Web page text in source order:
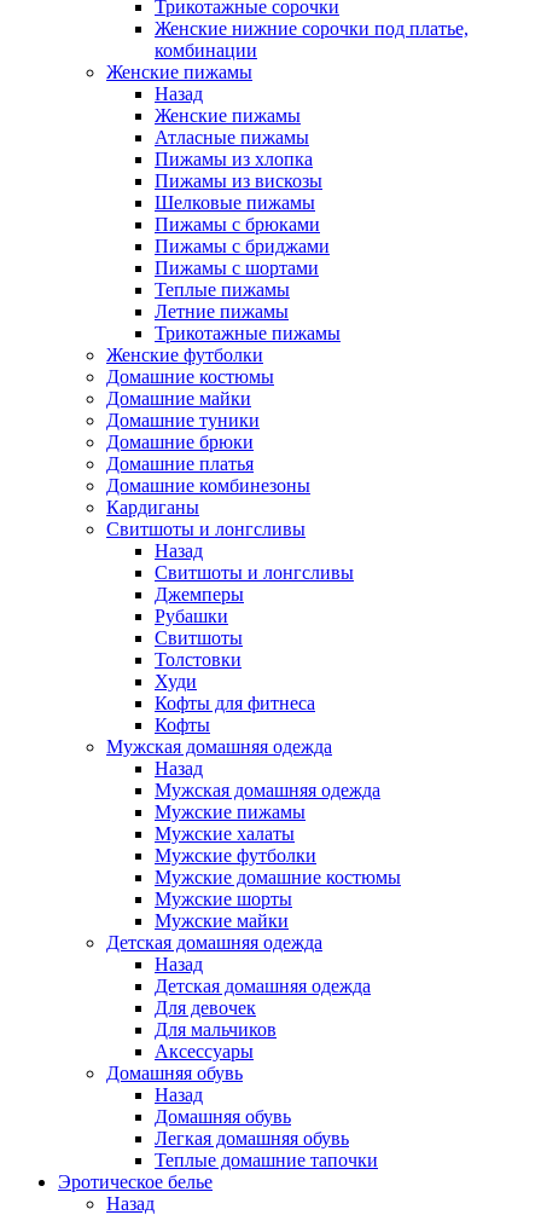
Трикотажные сорочки
Женские нижние сорочки под платье,
комбинации
Женские пижамы
Назад
Женские пижамы
Атласные пижамы
Пижамы из хлопка
Пижамы из вискозы
Шелковые пижамы
Пижамы с брюками
Пижамы с бриджами
Пижамы с шортами
Теплые пижамы
Летние пижамы
Трикотажные пижамы
Женские футболки
Домашние костюмы
Домашние майки
Домашние туники
Домашние брюки
Домашние платья
Домашние комбинезоны
Кардиганы
Свитшоты и лонгсливы
Назад
Свитшоты и лонгсливы
Джемперы
Рубашки
Свитшоты
Толстовки
Худи
Кофты для фитнеса
Кофты
Мужская домашняя одежда
Назад
Мужская домашняя одежда
Мужские пижамы
Мужские халаты
Мужские футболки
Мужские домашние костюмы
Мужские шорты
Мужские майки
Детская домашняя одежда
Назад
Детская домашняя одежда
Для девочек
Для мальчиков
Аксессуары
Домашняя обувь
Назад
Домашняя обувь
Легкая домашняя обувь
Теплые домашние тапочки
Эротическое белье
Назад